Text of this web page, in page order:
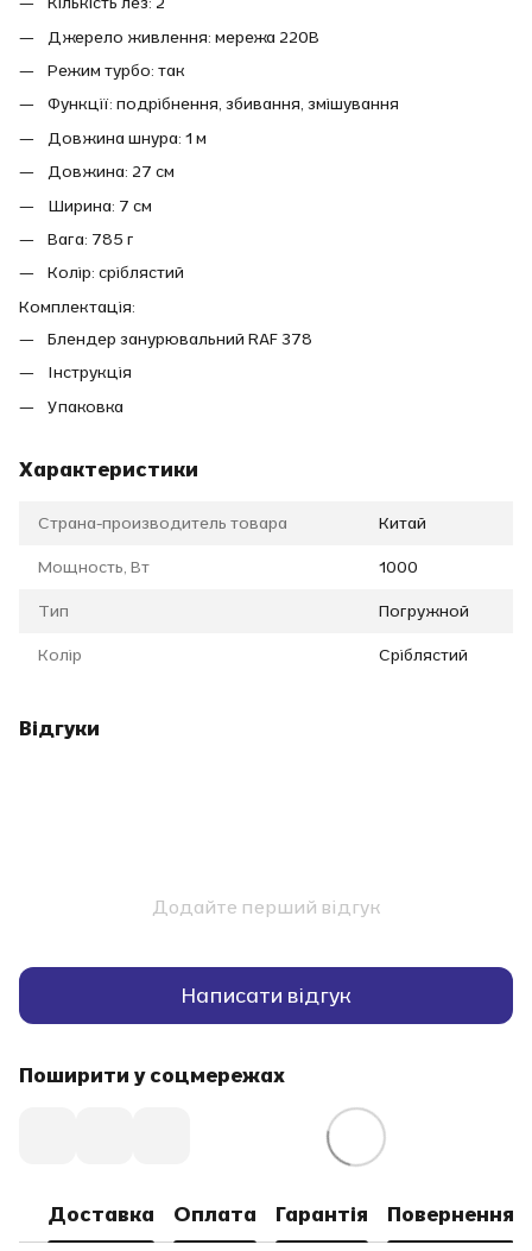
Джерело живлення: мережа 220В
Режим турбо: так
Функції: подрібнення, збивання, змішування
Довжина шнура: 1 м
Довжина: 27 см
Ширина: 7 см
Вага: 785 г
Колір: сріблястий
Комплектація:
Блендер занурювальний RAF 378
Інструкція
Упаковка
Характеристики
Страна-производитель товара Китай
Мощность, Вт 1000
Тип Погружной
Колір Сріблястий
Відгуки
Додайте перший відгук
Написати відгук
Поширити у соцмережах
Доставка Оплата Гарантія Повернення